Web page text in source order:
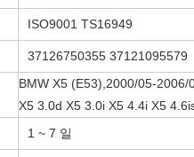
ISO9001 TS16949
37126750355 37121095579
BMW X5 (E53),2000/05-2006/
X5 3.0d X5 3.0i X5 4.4i X5
1 ~ 7 일